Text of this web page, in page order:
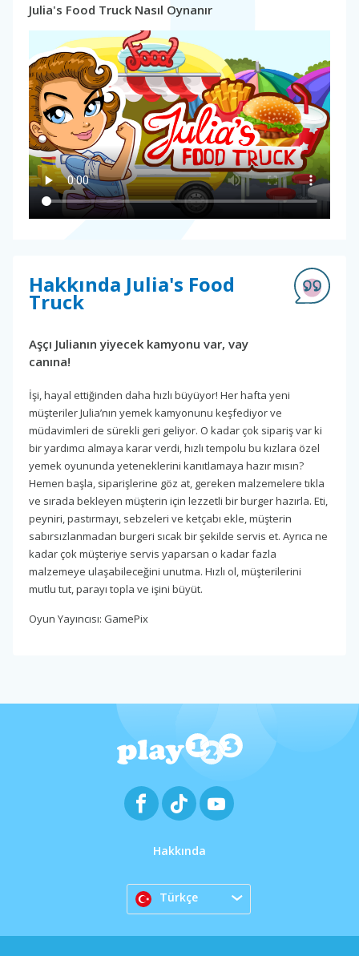
Julia's Food Truck Nasıl Oynanır
Hakkında Julia's Food
Truck
Aşçı Julianın yiyecek kamyonu var, vay
canına!
İşi, hayal ettiğinden daha hızlı büyüyor! Her hafta yeni
müşteriler Julia’nın yemek kamyonunu keşfediyor ve
müdavimleri de sürekli geri geliyor. O kadar çok sipariş var ki
bir yardımcı almaya karar verdi, hızlı tempolu bu kızlara özel
yemek oyununda yeteneklerini kanıtlamaya hazır mısın?
Hemen başla, siparişlerine göz at, gereken malzemelere tıkla
ve sırada bekleyen müşterin için lezzetli bir burger hazırla. Eti,
peyniri, pastırmayı, sebzeleri ve ketçabı ekle, müşterin
sabırsızlanmadan burgeri sıcak bir şekilde servis et. Ayrıca ne
kadar çok müşteriye servis yaparsan o kadar fazla
malzemeye ulaşabileceğini unutma. Hızlı ol, müşterilerini
mutlu tut, parayı topla ve işini büyüt.
Oyun Yayıncısı: GamePix
Hakkında
Türkçe